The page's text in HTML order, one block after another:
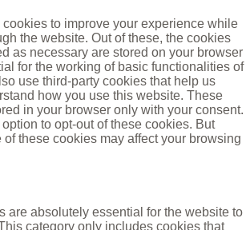
to improve your experience while
the website. Out of these, the cookies
as necessary are stored on your browser
for the working of basic functionalities of
use third-party cookies that help us
how you use this website. These
in your browser only with your consent.
to opt-out of these cookies. But
of these cookies may affect your browsing
are absolutely essential for the website to
category only includes cookies that